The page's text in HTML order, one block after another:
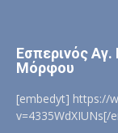
Εσπερινός
Μόρφου
[embedyt] https://
v=4335WdXIUNs[/